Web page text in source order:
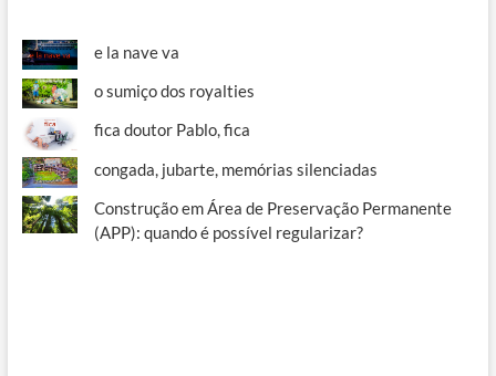
e la nave va
o sumiço dos royalties
fica doutor Pablo, fica
congada, jubarte, memórias silenciadas
Construção em Área de Preservação Permanente
(APP): quando é possível regularizar?